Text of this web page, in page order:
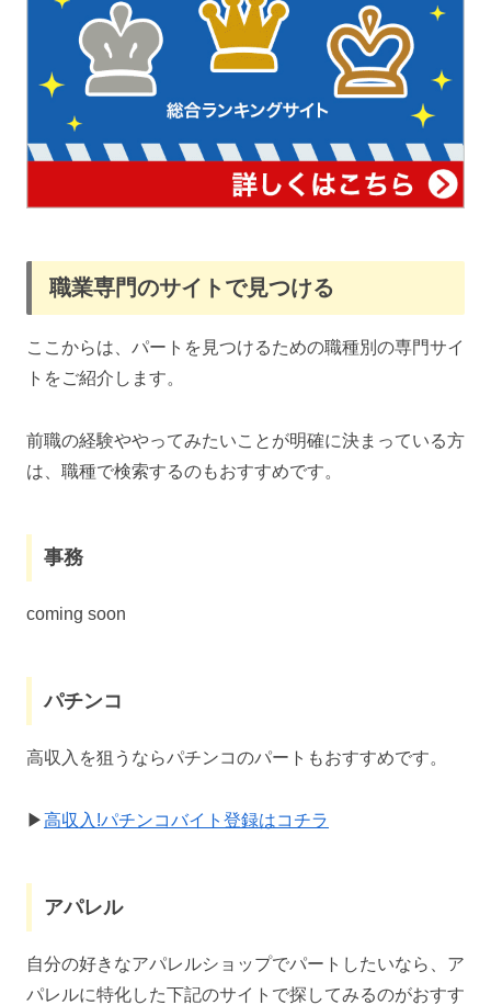
職業専門のサイトで見つける
ここからは、パートを見つけるための職種別の専門サイ
トをご紹介します。
前職の経験ややってみたいことが明確に決まっている方
は、職種で検索するのもおすすめです。
事務
coming soon
パチンコ
高収入を狙うならパチンコのパートもおすすめです。
▶高収入!パチンコバイト登録はコチラ
アパレル
自分の好きなアパレルショップでパートしたいなら、ア
パレルに特化した下記のサイトで探してみるのがおすす